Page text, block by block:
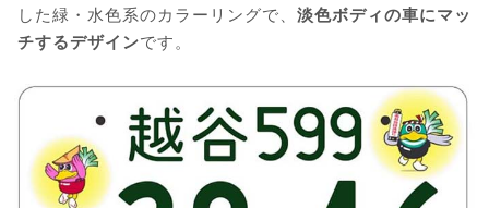
した緑・水色系のカラーリングで、 淡色ボディの車にマッ
チするデザインです。